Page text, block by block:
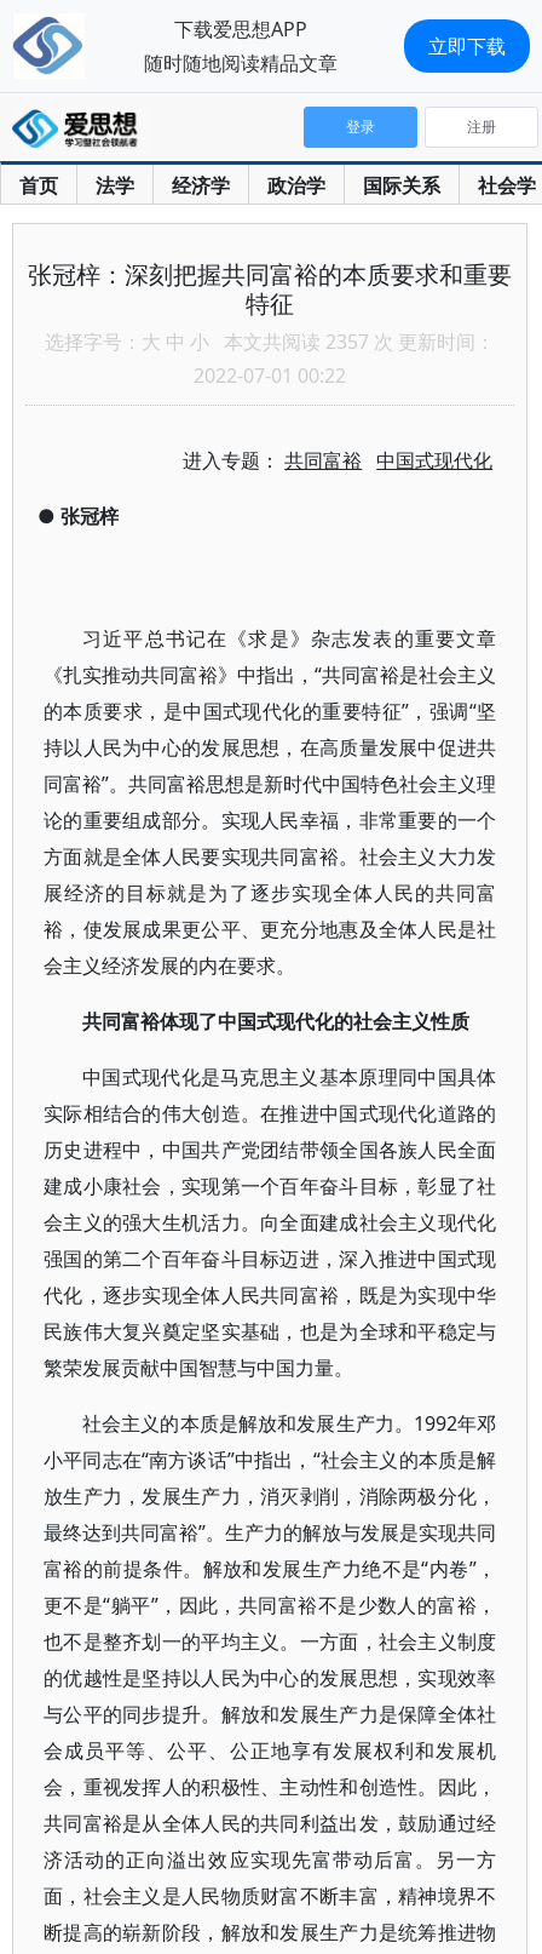
首页 法学 经济学 政治学 国际关系 社会学
登录 注册
张冠梓：深刻把握共同富裕的本质要求和重要
特征
选择字号： 大 中 小 本文共阅读 2357 次 更新时间：
2022-07-01 00:22
进入专题：共同富裕 中国式现代化
● 张冠梓
习近平总书记在《求是》杂志发表的重要文章
《扎实推动共同富裕》中指出，“共同富裕是社会主义
的本质要求，是中国式现代化的重要特征”，强调“坚
持以人民为中心的发展思想，在高质量发展中促进共
同富裕”。共同富裕思想是新时代中国特色社会主义理
论的重要组成部分。实现人民幸福，非常重要的一个
方面就是全体人民要实现共同富裕。社会主义大力发
展经济的目标就是为了逐步实现全体人民的共同富
裕，使发展成果更公平、更充分地惠及全体人民是社
会主义经济发展的内在要求。
共同富裕体现了中国式现代化的社会主义性质
中国式现代化是马克思主义基本原理同中国具体
实际相结合的伟大创造。在推进中国式现代化道路的
历史进程中，中国共产党团结带领全国各族人民全面
建成小康社会，实现第一个百年奋斗目标，彰显了社
会主义的强大生机活力。向全面建成社会主义现代化
强国的第二个百年奋斗目标迈进，深入推进中国式现
代化，逐步实现全体人民共同富裕，既是为实现中华
民族伟大复兴奠定坚实基础，也是为全球和平稳定与
繁荣发展贡献中国智慧与中国力量。
社会主义的本质是解放和发展生产力。1992年邓
小平同志在“南方谈话”中指出，“社会主义的本质是解
放生产力，发展生产力，消灭剥削，消除两极分化，
最终达到共同富裕”。生产力的解放与发展是实现共同
富裕的前提条件。解放和发展生产力绝不是“内卷”，
更不是“躺平”，因此，共同富裕不是少数人的富裕，
也不是整齐划一的平均主义。一方面，社会主义制度
的优越性是坚持以人民为中心的发展思想，实现效率
与公平的同步提升。解放和发展生产力是保障全体社
会成员平等、公平、公正地享有发展权利和发展机
会，重视发挥人的积极性、主动性和创造性。因此，
共同富裕是从全体人民的共同利益出发，鼓励通过经
济活动的正向溢出效应实现先富带动后富。另一方
面，社会主义是人民物质财富不断丰富，精神境界不
断提高的崭新阶段，解放和发展生产力是统筹推进物
下载爱思想APP
随时随地阅读精品文章
立即下载